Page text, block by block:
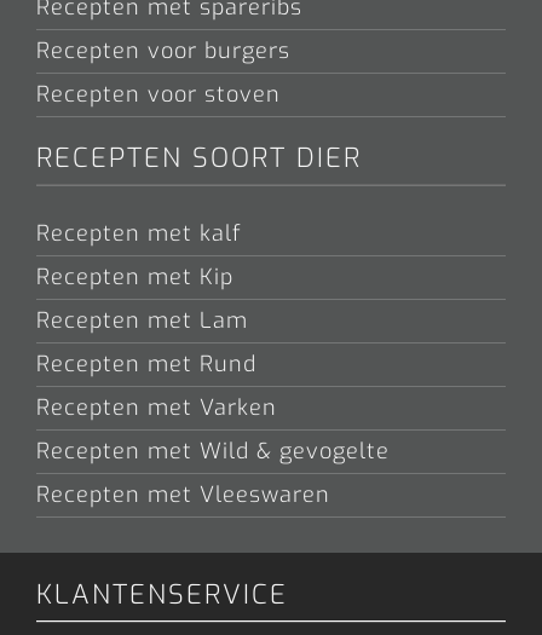
Recepten met spareribs
Recepten voor burgers
Recepten voor stoven
RECEPTEN SOORT DIER
Recepten met kalf
Recepten met Kip
Recepten met Lam
Recepten met Rund
Recepten met Varken
Recepten met Wild & gevogelte
Recepten met Vleeswaren
KLANTENSERVICE